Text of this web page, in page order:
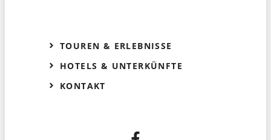
TOUREN & ERLEBNISSE
HOTELS & UNTERKÜNFTE
KONTAKT